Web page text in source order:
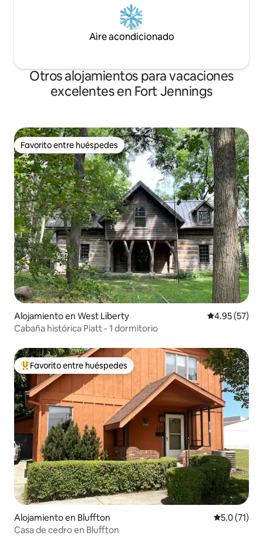
Aire acondicionado
Otros alojamientos para vacaciones
excelentes en Fort Jennings
Favorito entre huéspedes
Favorito entre huéspedes
Alojamiento en West Liberty Calificación
4.95 (57)
Cabaña histórica Piatt - 1 dormitorio
Favorito entre huéspedes preferido
Favorito entre huéspedes
Alojamiento en Bluffton Calificación
5.0 (71)
Casa de cedro en Bluffton